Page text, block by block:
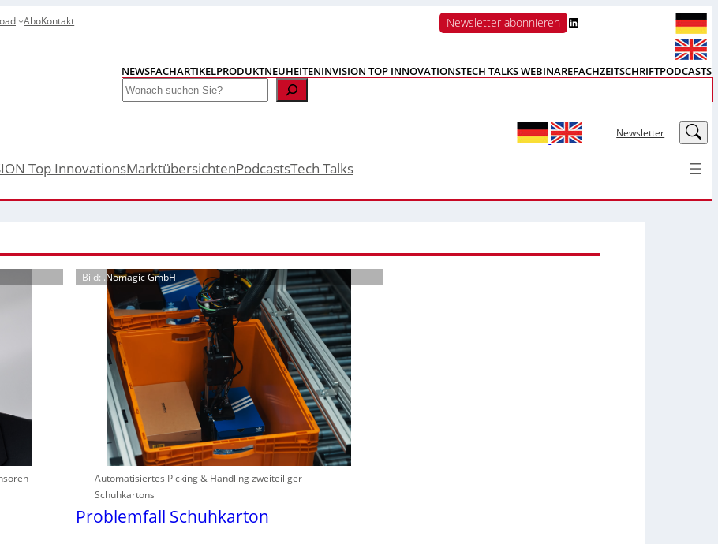
AboKontakt Newsletter abonnieren LinkedIn
NEWSFACHARTIKELPRODUKTNEUHEITENINVISION TOP INNOVATIONSTECH TALKS WEBINAREFACHZEITSCHRIFTPODCASTS
Search
Newsletter LinkedIn
Top InnovationsMarktübersichtenPodcastsTech Talks
Bild: .Nomagic GmbH
Automatisiertes Picking & Handling zweiteiliger
Schuhkartons
Problemfall Schuhkarton